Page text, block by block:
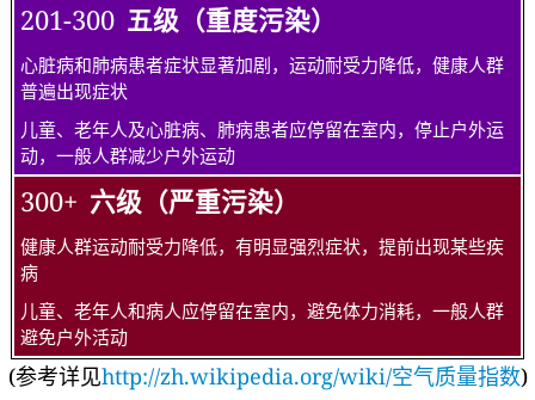
201-300 五级（重度污染）
心脏病和肺病患者症状显著加剧，运动耐受力降低，健康人群
普遍出现症状
儿童、老年人及心脏病、肺病患者应停留在室内，停止户外运
动，一般人群减少户外运动
300+ 六级（严重污染）
健康人群运动耐受力降低，有明显强烈症状，提前出现某些疾
病
儿童、老年人和病人应停留在室内，避免体力消耗，一般人群
避免户外活动
(参考详见http://zh.wikipedia.org/wiki/空气质量指数)